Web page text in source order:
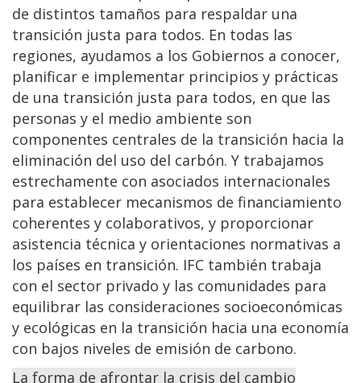
de distintos tamaños para respaldar una
transición justa para todos. En todas las
regiones, ayudamos a los Gobiernos a conocer,
planificar e implementar principios y prácticas
de una transición justa para todos, en que las
personas y el medio ambiente son
componentes centrales de la transición hacia la
eliminación del uso del carbón. Y trabajamos
estrechamente con asociados internacionales
para establecer mecanismos de financiamiento
coherentes y colaborativos, y proporcionar
asistencia técnica y orientaciones normativas a
los países en transición. IFC también trabaja
con el sector privado y las comunidades para
equilibrar las consideraciones socioeconómicas
y ecológicas en la transición hacia una economía
con bajos niveles de emisión de carbono.
La forma de afrontar la crisis del cambio